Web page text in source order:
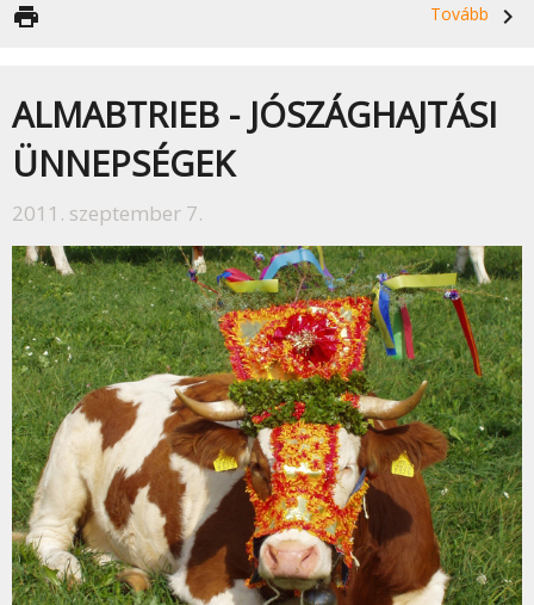
Tovább
navigate_next
print
ALMABTRIEB - JÓSZÁGHAJTÁSI
ÜNNEPSÉGEK
2011. szeptember 7.